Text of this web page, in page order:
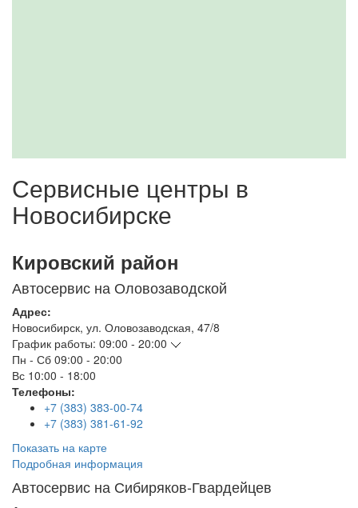
Сервисные центры в
Новосибирске
Кировский район
Автосервис на Оловозаводской
Адрес:
Новосибирск, ул. Оловозаводская, 47/8
График работы: 09:00 - 20:00
Пн - Сб 09:00 - 20:00
Вс 10:00 - 18:00
Телефоны:
+7 (383) 383-00-74
+7 (383) 381-61-92
Показать на карте
Подробная информация
Автосервис на Сибиряков-Гвардейцев